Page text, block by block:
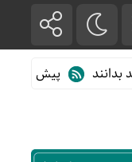
پیش فروش